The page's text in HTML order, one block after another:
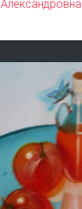
Александровна